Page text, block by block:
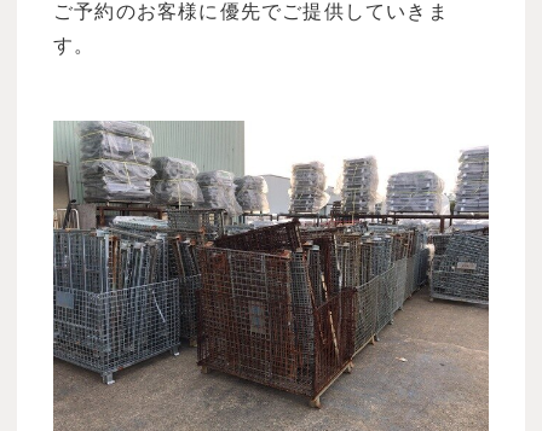
ご予約のお客様に優先でご提供していきま
す。